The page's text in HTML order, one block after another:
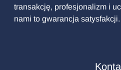
transakcję, profesjonalizm i
nami to gwarancja satysfakcji.